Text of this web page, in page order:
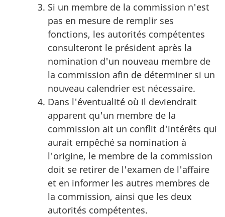
Si un membre de la commission n'est
pas en mesure de remplir ses
fonctions, les autorités compétentes
consulteront le président après la
nomination d'un nouveau membre de
la commission afin de déterminer si un
nouveau calendrier est nécessaire.
Dans l'éventualité où il deviendrait
apparent qu'un membre de la
commission ait un conflit d'intérêts qui
aurait empêché sa nomination à
l'origine, le membre de la commission
doit se retirer de l'examen de l'affaire
et en informer les autres membres de
la commission, ainsi que les deux
autorités compétentes.